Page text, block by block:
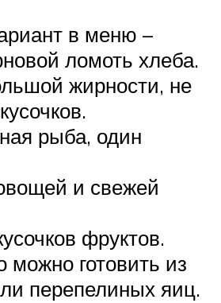
в меню –
ломоть хлеба.
жирности, не
рыба, один
и свежей
фруктов.
можно готовить из
перепелиных яиц.